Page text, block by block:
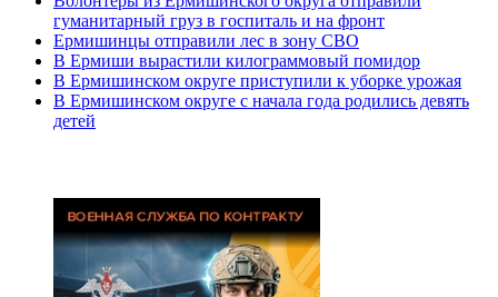
гуманитарный груз в госпиталь и на фронт
Ермишинцы отправили лес в зону СВО
В Ермиши вырастили килограммовый помидор
В Ермишинском округе приступили к уборке урожая
В Ермишинском округе с начала года родились девять
детей